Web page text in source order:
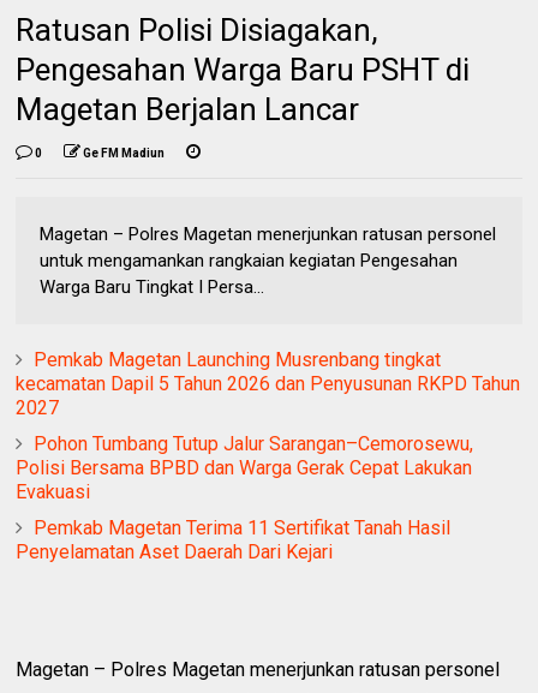
Ratusan Polisi Disiagakan,
Pengesahan Warga Baru PSHT di
Magetan Berjalan Lancar
0 Ge FM Madiun
Magetan – Polres Magetan menerjunkan ratusan personel
untuk mengamankan rangkaian kegiatan Pengesahan
Warga Baru Tingkat I Persa...
Pemkab Magetan Launching Musrenbang tingkat
kecamatan Dapil 5 Tahun 2026 dan Penyusunan RKPD Tahun
2027
Pohon Tumbang Tutup Jalur Sarangan–Cemorosewu,
Polisi Bersama BPBD dan Warga Gerak Cepat Lakukan
Evakuasi
Pemkab Magetan Terima 11 Sertifikat Tanah Hasil
Penyelamatan Aset Daerah Dari Kejari
Magetan – Polres Magetan menerjunkan ratusan personel